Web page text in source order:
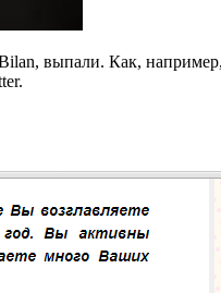
выпали. Как,